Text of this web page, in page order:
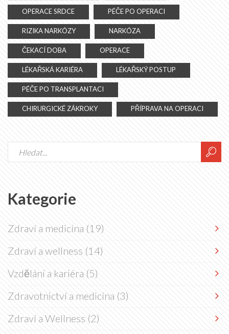
OPERACE SRDCE PÉČE PO OPERACI
RIZIKA NARKÓZY NARKÓZA
ČEKACÍ DOBA OPERACE
LÉKAŘSKÁ KARIÉRA LÉKAŘSKÝ POSTUP
PÉČE PO TRANSPLANTACI
CHIRURGICKÉ ZÁKROKY PŘÍPRAVA NA OPERACI
Kategorie
Zdraví a medicína(19)
Zdraví a wellness(14)
Vzdělání a kariéra(5)
Zdravotnictví a medicína(3)
Zdraví a Wellness(2)